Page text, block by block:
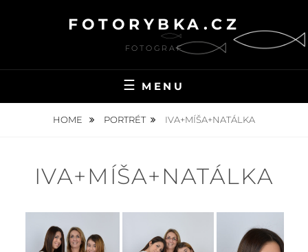
FOTORYBKA.CZ
FOTOGRAF
MENU
HOME PORTRÉT IVA+MÍŠA+NATÁLKA
IVA+MÍŠA+NATÁLKA